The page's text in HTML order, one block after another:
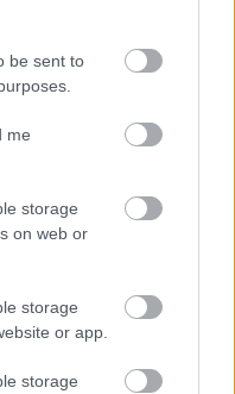
be sent to
me
storage
on web or
storage
or app.
storage